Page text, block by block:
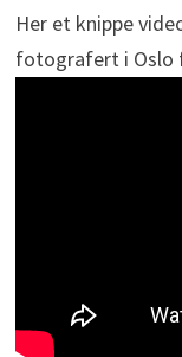
Her et knippe
fotografert i Oslo